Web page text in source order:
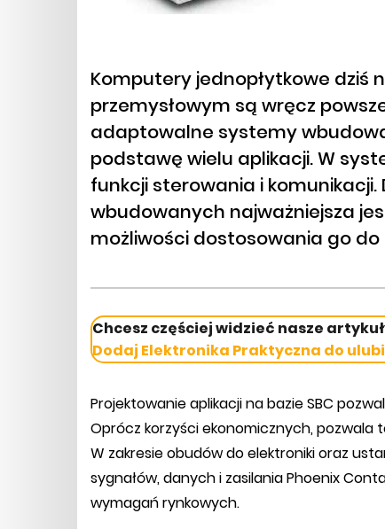
Komputery jednopłytkowe dziś
przemysłowym są wręcz
adaptowalne systemy
podstawę wielu aplikacji. W
funkcji sterowania i
wbudowanych najważniejsza
możliwości dostosowania go
Chcesz częściej widzieć nasze
Dodaj Elektronika Praktyczna do
Projektowanie aplikacji na bazie SBC
Oprócz korzyści ekonomicznych, pozwala
W zakresie obudów do elektroniki oraz
sygnałów, danych i zasilania Phoenix
wymagań rynkowych.